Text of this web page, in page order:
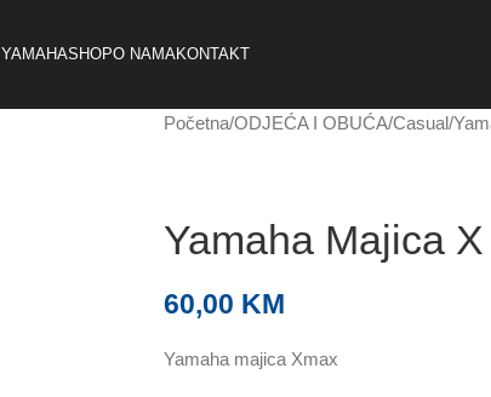
YAMAHASHOPO NAMAKONTAKT
Početna ODJEĆA I OBUĆA Casual
Yamaha Majica
60,00 KM
Yamaha majica Xmax